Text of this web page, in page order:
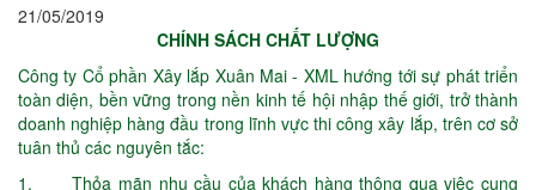
21/05/2019
CHÍNH SÁCH CHẤT LƯỢNG
Công ty Cổ phần Xây lắp Xuân Mai - XML hướng tới sự phát triển
toàn diện, bền vững trong nền kinh tế hội nhập thế giới, trở thành
doanh nghiệp hàng đầu trong lĩnh vực thi công xây lắp, trên cơ sở
tuân thủ các nguyên tắc:
1. Thỏa mãn nhu cầu của khách hàng thông qua việc cung